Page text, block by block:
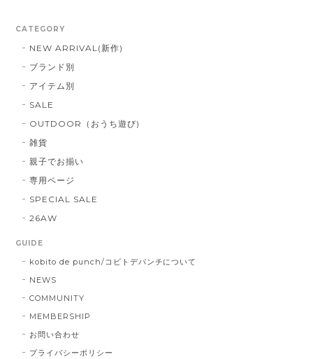
CATEGORY
NEW ARRIVAL(新作)
ブランド別
アイテム別
SALE
OUTDOOR（おうち遊び)
雑貨
親子でお揃い
専用ページ
SPECIAL SALE
26AW
GUIDE
kobito de punch/コビトデパンチについて
NEWS
COMMUNITY
MEMBERSHIP
お問い合わせ
プライバシーポリシー